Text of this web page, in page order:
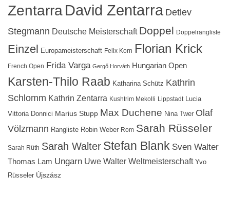
ZentarraDavid Zentarra Detlev
Stegmann Deutsche Meisterschaft Doppel Doppelrangliste
Einzel Europameisterschaft Felix Korn Florian Krick
French Open Frida Varga Gergő Horváth Hungarian Open
Karsten-Thilo Raab Katharina Schütz Kathrin
Schlomm Kathrin Zentarra Kushtrim Mekolli Lippstadt Lucia
Vittoria Donnici Marius Stupp Max Duchene Nina Twer Olaf
Völzmann Rangliste Robin Weber Rom Sarah Rüsseler
Sarah Rüth Sarah Walter Stefan Blank Sven Walter
Thomas Lam Ungarn Uwe Walter Weltmeisterschaft Yvo
Rüsseler Újszász